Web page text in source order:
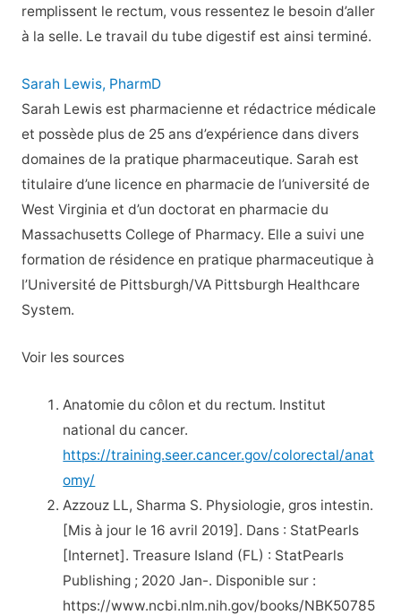
remplissent le rectum, vous ressentez le besoin d’aller
à la selle. Le travail du tube digestif est ainsi terminé.
Sarah Lewis, PharmD
Sarah Lewis est pharmacienne et rédactrice médicale
et possède plus de 25 ans d’expérience dans divers
domaines de la pratique pharmaceutique. Sarah est
titulaire d’une licence en pharmacie de l’université de
West Virginia et d’un doctorat en pharmacie du
Massachusetts College of Pharmacy. Elle a suivi une
formation de résidence en pratique pharmaceutique à
l’Université de Pittsburgh/VA Pittsburgh Healthcare
System.
Voir les sources
Anatomie du côlon et du rectum. Institut
national du cancer.
https://training.seer.cancer.gov/colorectal/anat
omy/
Azzouz LL, Sharma S. Physiologie, gros intestin.
[Mis à jour le 16 avril 2019]. Dans : StatPearls
[Internet]. Treasure Island (FL) : StatPearls
Publishing ; 2020 Jan-. Disponible sur :
https://www.ncbi.nlm.nih.gov/books/NBK50785